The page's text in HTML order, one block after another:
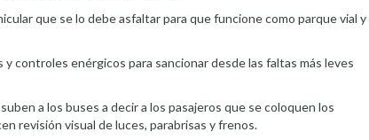
que se lo debe asfaltar para que funcione como parque vial y
controles enérgicos para sancionar desde las faltas más leves
a los buses a decir a los pasajeros que se coloquen los
revisión visual de luces, parabrisas y frenos.